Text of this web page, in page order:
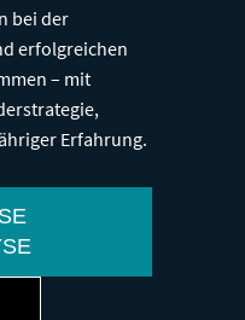
bei der
erfolgreichen
– mit
Erfahrung.